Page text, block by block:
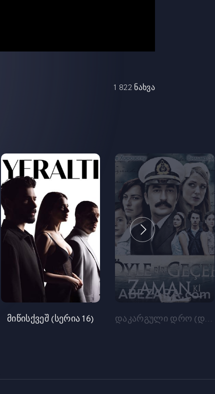
1 822 ნახვა
მიწისქვეშ (სერია 16) დაკარგული დრო (დასასრული)